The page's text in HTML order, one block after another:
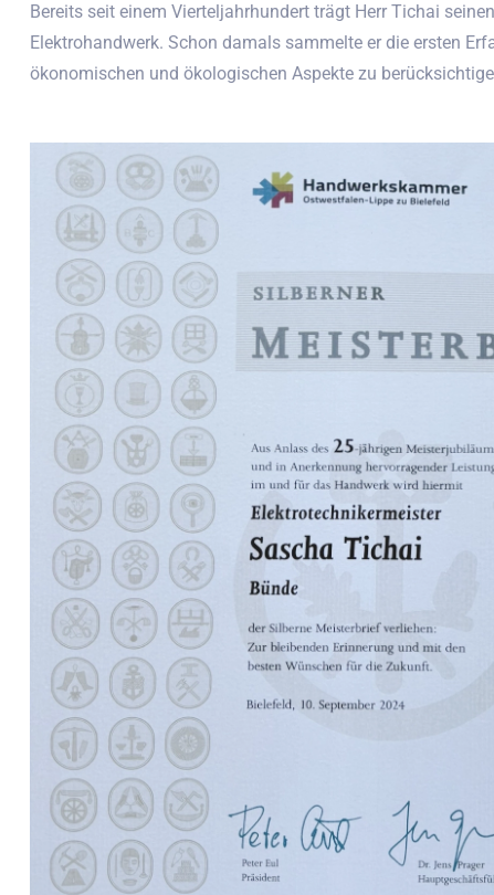
Bereits seit einem Vierteljahrhundert trägt Herr Tichai
Elektrohandwerk. Schon damals sammelte er die ersten
ökonomischen und ökologischen Aspekte zu